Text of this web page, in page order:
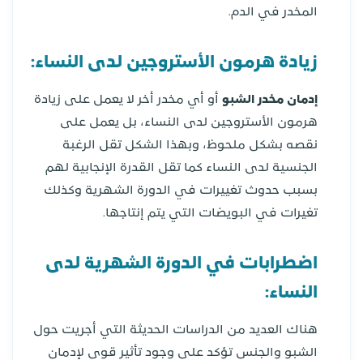
المخدر في الدم.
زيادة هرمون الأستروجين لدى النساء:
إدمان مخدر الشبو أو أي مخدر أخر لا يعمل على زيادة
هرمون الأستروجين لدى النساء، بل يعمل على
نقصه بشكل ملحوظ، وبهذا الشكل تقل الرغبة
الجنسية لدى النساء كما تقل القدرة الإنجابية لهم
بسبب حدوث تغييرات في الدورة الشهرية وكذلك
تغيرات في البويضات التي يتم إنتاجها.
اضطرابات في الدورة الشهرية لدى
النساء:
هناك العديد من الدراسات الحديثة التي أجريت حول
الشبو والجنس تؤكد على وجود تأثير قوي لإدمان